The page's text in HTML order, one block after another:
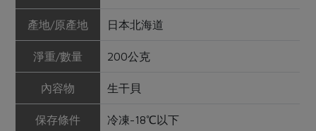
產地/原產地 日本北海道
淨重/數量 200公克
內容物 生干貝
保存條件 冷凍-18℃以下